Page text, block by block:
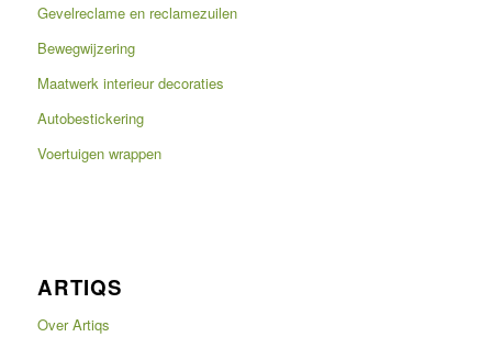
Gevelreclame en reclamezuilen
Bewegwijzering
Maatwerk interieur decoraties
Autobestickering
Voertuigen wrappen
ARTIQS
Over Artiqs